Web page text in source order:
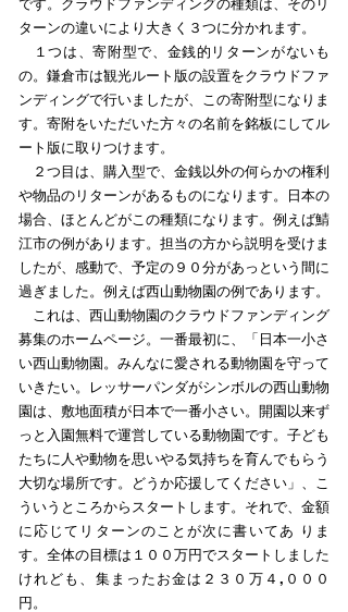
ターンの違いにより大きく３つに分かれます。
１つは、寄附型で、金銭的リターンがないも
の。鎌倉市は観光ルート版の設置をクラウドファ
ンディングで行いましたが、この寄附型になりま
す。寄附をいただいた方々の名前を銘板にしてル
ート版に取りつけます。
２つ目は、購入型で、金銭以外の何らかの権利
や物品のリターンがあるものになります。日本の
場合、ほとんどがこの種類になります。例えば鯖
江市の例があります。担当の方から説明を受けま
したが、感動で、予定の９０分があっという間に
過ぎました。例えば西山動物園の例であります。
これは、西山動物園のクラウドファンディング
募集のホームページ。一番最初に、「日本一小さ
い西山動物園。みんなに愛される動物園を守って
いきたい。レッサーパンダがシンボルの西山動物
園は、敷地面積が日本で一番小さい。開園以来ず
っと入園無料で運営している動物園です。子ども
たちに人や動物を思いやる気持ちを育んでもらう
大切な場所です。どうか応援してください」、こ
ういうところからスタートします。それで、金額
に応じてリターンのことが次に書いてあ りま
す。全体の目標は１００万円でスタートしました
けれども、集まったお金は２３０万４,０００
円。